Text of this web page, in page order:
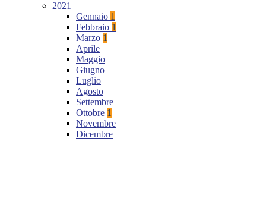
2021
Gennaio 1
Febbraio 1
Marzo 1
Aprile
Maggio
Giugno
Luglio
Agosto
Settembre
Ottobre 1
Novembre
Dicembre